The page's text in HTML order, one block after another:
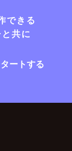
できる
共に
ートする